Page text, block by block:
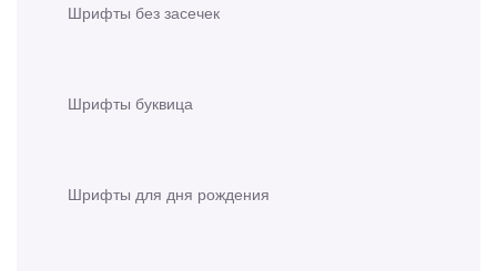
Шрифты без засечек
Шрифты буквица
Шрифты для дня рождения